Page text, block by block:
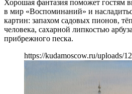
Хорошая фантазия поможет гостям
в мир «Воспоминаний» и
картин: запахом садовых пионов,
человека, сахарной липкостью
прибрежного песка.
https://kudamoscow.ru/uploads/